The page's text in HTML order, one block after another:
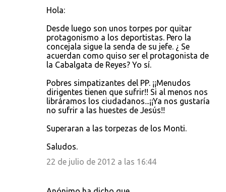
Hola:
Desde luego son unos torpes por quitar
protagonismo a los deportistas. Pero la
concejala sigue la senda de su jefe. ¿ Se
acuerdan como quiso ser el protagonista de
la Cabalgata de Reyes? Yo sí.
Pobres simpatizantes del PP. ¡¡Menudos
dirigentes tienen que sufrir!! Si al menos nos
libráramos los ciudadanos...¡¡Ya nos gustaría
no sufrir a las huestes de Jesús!!
Superaran a las torpezas de los Monti.
Saludos.
22 de julio de 2012 a las 16:44